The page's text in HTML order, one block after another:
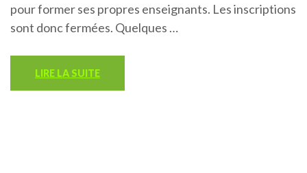
pour former ses propres enseignants. Les inscriptions
sont donc fermées. Quelques …
LIRE LA SUITE